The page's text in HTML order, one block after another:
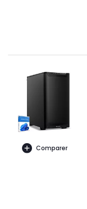
Comparer